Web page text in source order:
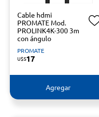
Cable hdmi
PROMATE Mod.
PROLINK4K-300 3m
con ángulo
PROMATE
U$S17
Agregar